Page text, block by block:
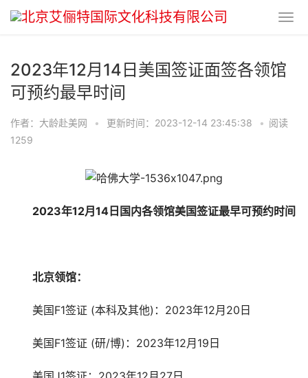
2023年12月14日美国签证面签各领馆
可预约最早时间
作者：大龄赴美网 • 更新时间：2023-12-14 23:45:38 • 阅读
1259
2023年12月14日国内各领馆美国签证最早可预约时间
北京领馆：
美国F1签证 (本科及其他)：2023年12月20日
美国F1签证 (研/博)：2023年12月19日